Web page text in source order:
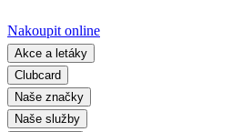
Nakoupit online
Akce a letáky
Clubcard
Naše značky
Naše služby